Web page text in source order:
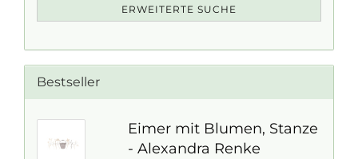
ERWEITERTE SUCHE
Bestseller
Eimer mit Blumen, Stanze
- Alexandra Renke